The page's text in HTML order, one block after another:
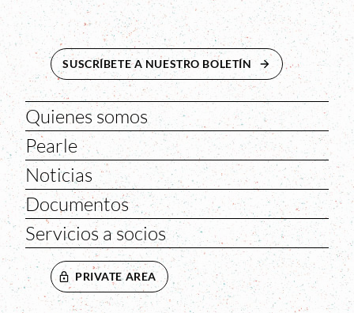
SUSCRÍBETE A NUESTRO BOLETÍN ABRE EN NUEVA
Quienes somos
Pearle
Noticias
Documentos
Servicios a socios
PRIVATE AREA